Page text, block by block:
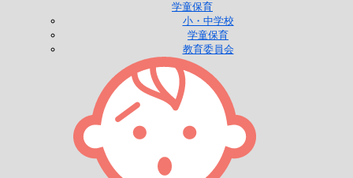
学童保育
小・中学校
学童保育
教育委員会